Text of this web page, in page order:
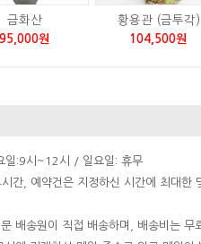
금화산
95,000원
황용관 (금투각)
104,500원
일:9시~12시 / 일요일: 휴무
간, 예약건은 지정하신 시간에 최대
배송원이 직접 배송하며, 배송비는